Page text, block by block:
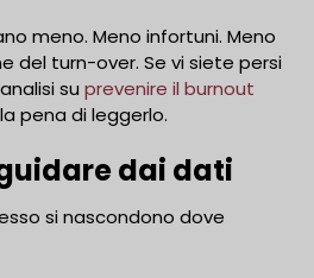
meno. Meno infortuni. Meno
del turn-over. Se vi siete persi
su prevenire il burnout
pena di leggerlo.
dai dati
si nascondono dove